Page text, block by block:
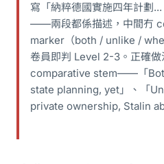
寫「納粹德國實施四年計劃...
——兩段都係描述，中間冇
marker（both / unlike /
卷員即判 Level 2-3。正確做
comparative stem——「
state planning, yet」、「
private ownership, Stalin